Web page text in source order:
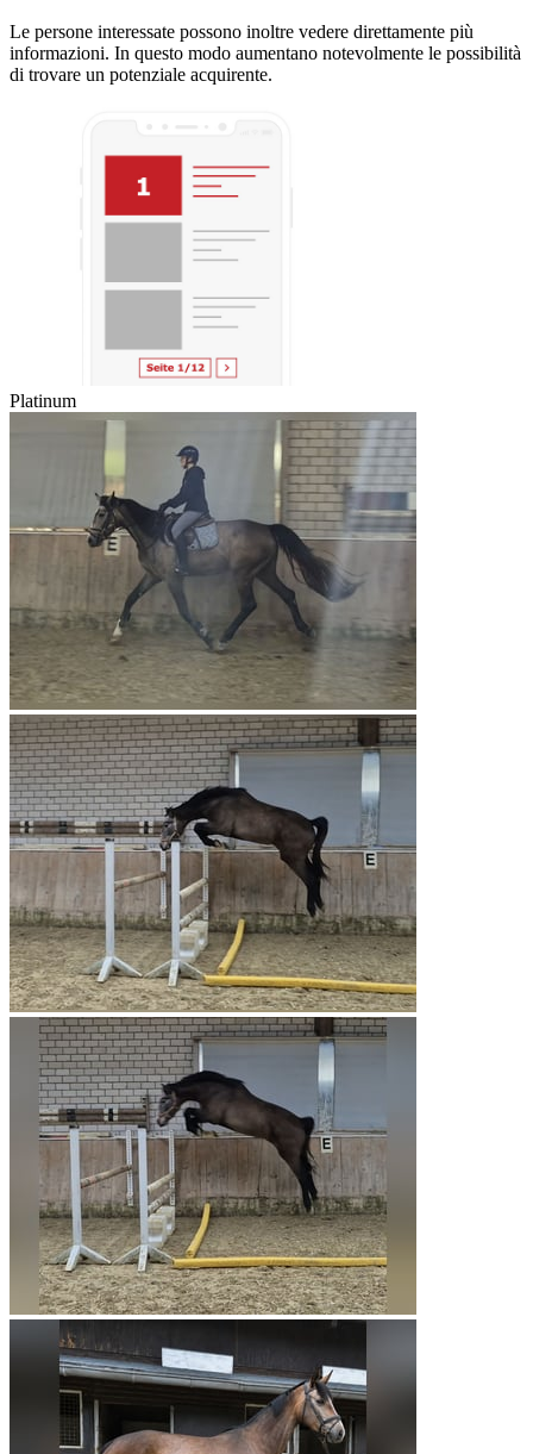
Le persone interessate possono inoltre vedere direttamente più
informazioni. In questo modo aumentano notevolmente le possibilità
di trovare un potenziale acquirente.
Platinum